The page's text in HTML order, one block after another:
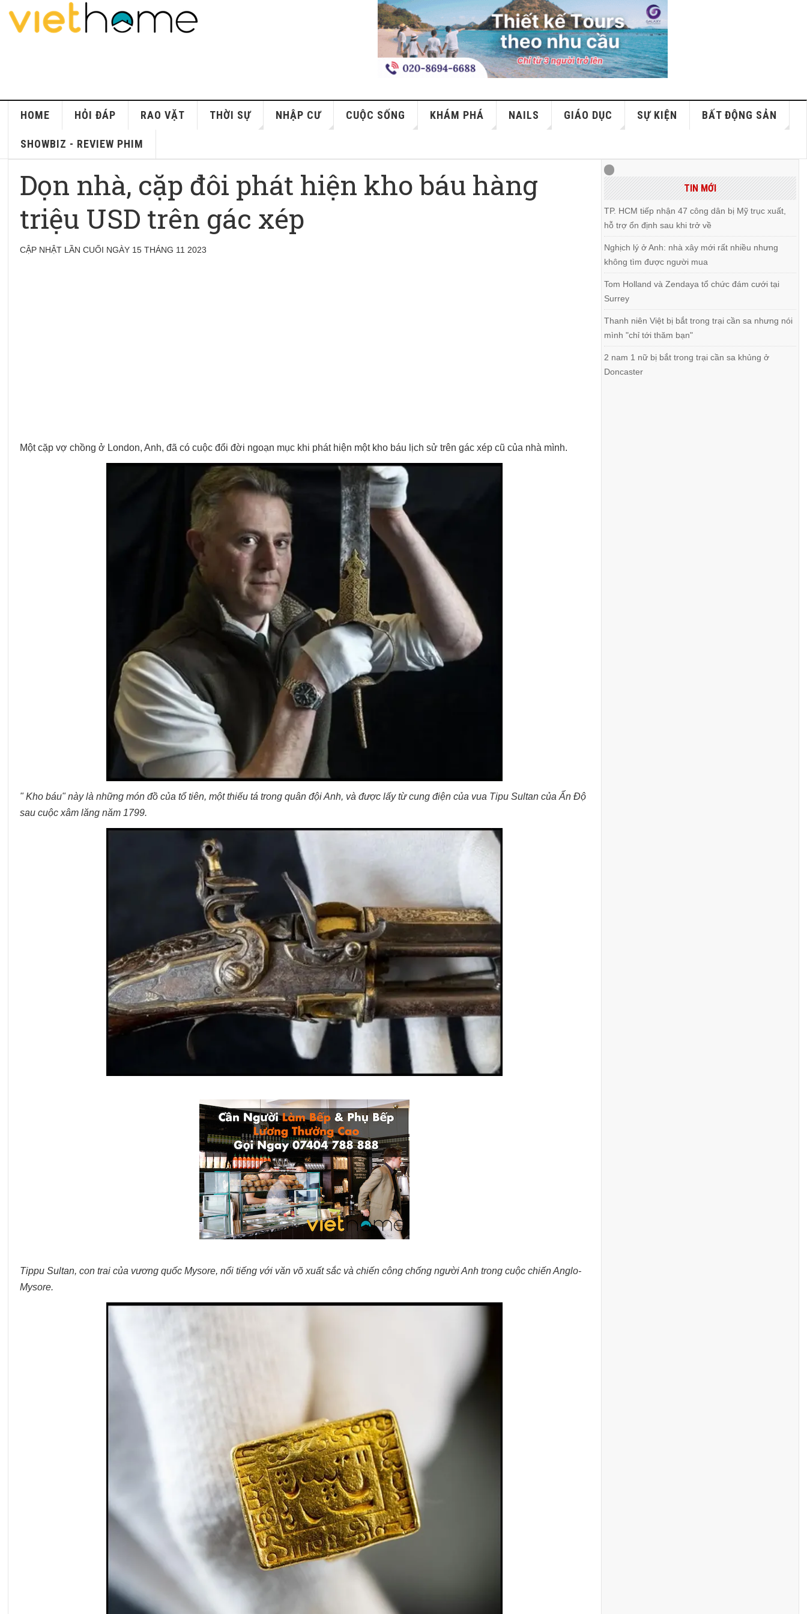
HOME HỎI ĐÁP RAO VẶT THỜI SỰ NHẬP CƯ CUỘC SỐNG KHÁM PHÁ NAILS GIÁO DỤC SỰ KIỆN BẤT ĐỘNG SẢN
SHOWBIZ - REVIEW PHIM
Dọn nhà, cặp đôi phát hiện kho báu hàng
triệu USD trên gác xép
CẬP NHẬT LẦN CUỐI NGÀY 15 THÁNG 11 2023
Một cặp vợ chồng ở London, Anh, đã có cuộc đổi đời ngoạn mục khi phát hiện một kho báu lịch sử trên gác xép cũ của nhà mình.
" Kho báu" này là những món đồ của tổ tiên, một thiếu tá trong quân đội Anh, và được lấy từ cung điện của vua Tipu Sultan của Ấn Độ
sau cuộc xâm lăng năm 1799.
Tippu Sultan, con trai của vương quốc Mysore, nổi tiếng với văn võ xuất sắc và chiến công chống người Anh trong cuộc chiến Anglo-
Mysore.
TIN MỚI
TP. HCM tiếp nhận 47 công dân bị Mỹ trục xuất,
hỗ trợ ổn định sau khi trở về
Nghịch lý ở Anh: nhà xây mới rất nhiều nhưng
không tìm được người mua
Tom Holland và Zendaya tổ chức đám cưới tại
Surrey
Thanh niên Việt bị bắt trong trại cần sa nhưng nói
mình "chỉ tới thăm bạn"
2 nam 1 nữ bị bắt trong trại cần sa khủng ở
Doncaster